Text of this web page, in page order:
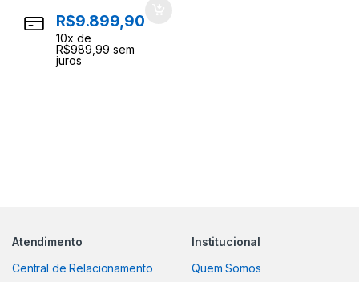
R$9.899,90
10x de
R$989,99 sem
juros
Atendimento
Central de Relacionamento
Institucional
Quem Somos